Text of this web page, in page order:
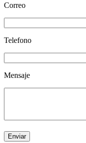
Correo
Telefono
Mensaje
Enviar